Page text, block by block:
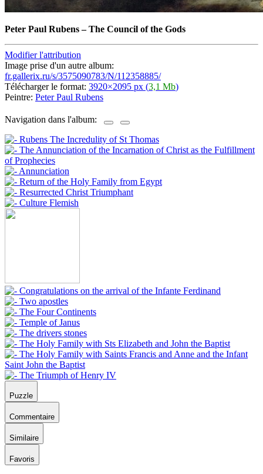
Peter Paul Rubens–The Council of the Gods
Modifier l'attribution
Image prise d'un autre album:
fr.gallerix.ru/s/3575090783/N/112358885/
Télécharger le format: 3920×2095 px (3,1 Mb)
Peintre: Peter Paul Rubens
Navigation dans l'album:
Puzzle
Commentaire
Similaire
Favoris